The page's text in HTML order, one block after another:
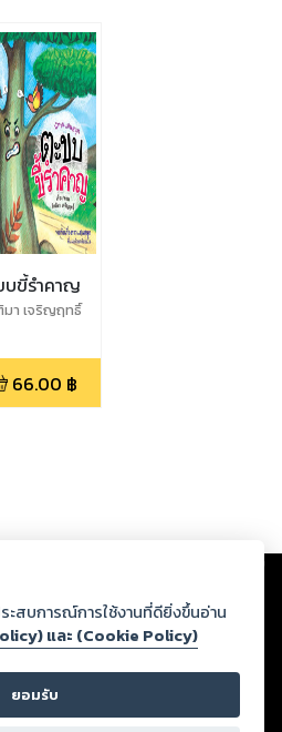
บขี้รำคาญ
า เจริญฤทธิ์
66.00 ฿
เว็บไซต์และปรากฏว่าละเมิดสิทธิใน
ขัดต่อกฎหมายและศีลธรรม ดังนั้น ผู้อ่าน
นกรองด้วยตนเอง และหากท่านพบว่าส่วน
ม กรุณาแจ้งมายังบริษัท เพื่อทีมงานจะได้
อกขอสงวนลิขสิทธิ์ตามพระราชบัญญัติ
ะสบการณ์การใช้งานที่ดียิ่งขึ้นอ่าน
และ (Cookie Policy)
ยอมรับ